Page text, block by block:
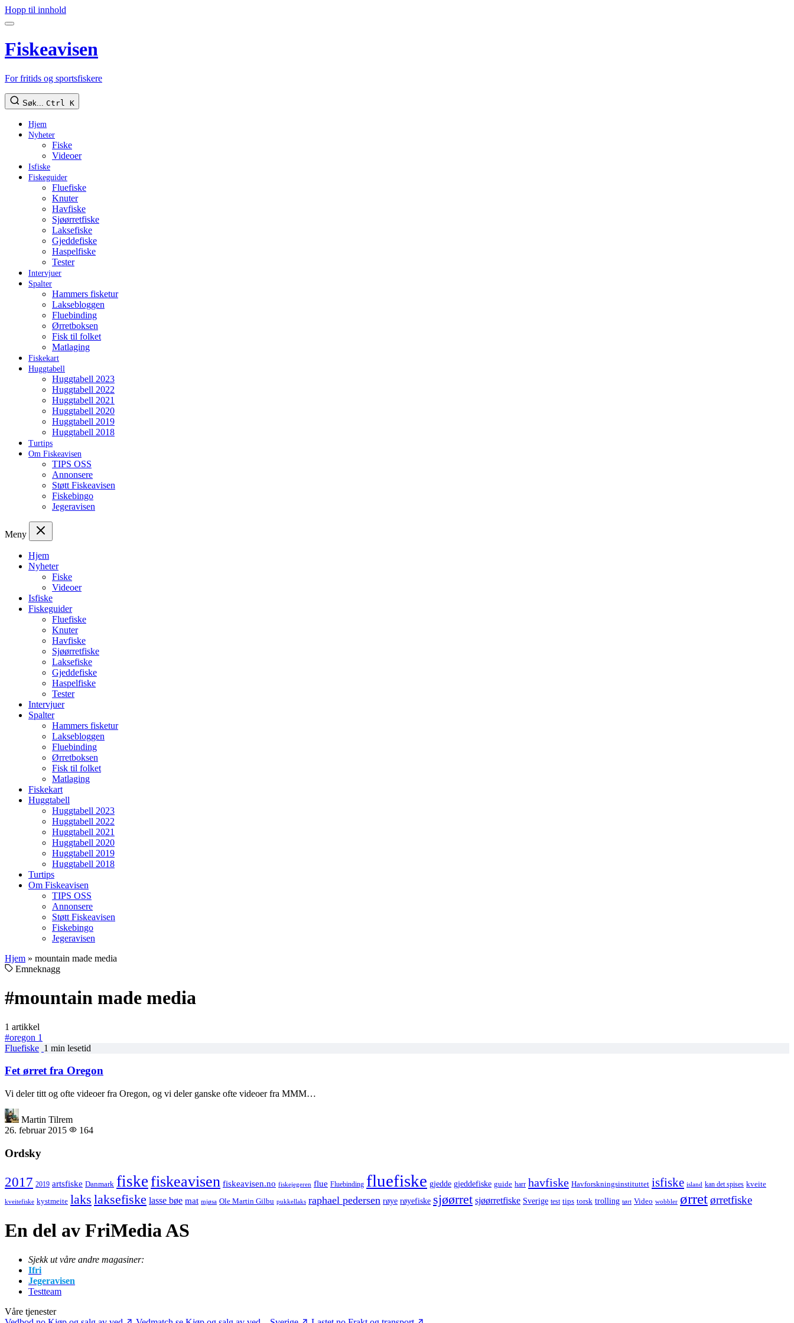
Hopp til innhold
Fiskeavisen
For fritids og sportsfiskere
Søk... Ctrl K
Hjem
Nyheter
Fiske
Videoer
Isfiske
Fiskeguider
Fluefiske
Knuter
Havfiske
Sjøørretfiske
Laksefiske
Gjeddefiske
Haspelfiske
Tester
Intervjuer
Spalter
Hammers fisketur
Laksebloggen
Fluebinding
Ørretboksen
Fisk til folket
Matlaging
Fiskekart
Huggtabell
Huggtabell 2023
Huggtabell 2022
Huggtabell 2021
Huggtabell 2020
Huggtabell 2019
Huggtabell 2018
Turtips
Om Fiskeavisen
TIPS OSS
Annonsere
Støtt Fiskeavisen
Fiskebingo
Jegeravisen
Meny
Hjem
Nyheter
Fiske
Videoer
Isfiske
Fiskeguider
Fluefiske
Knuter
Havfiske
Sjøørretfiske
Laksefiske
Gjeddefiske
Haspelfiske
Tester
Intervjuer
Spalter
Hammers fisketur
Laksebloggen
Fluebinding
Ørretboksen
Fisk til folket
Matlaging
Fiskekart
Huggtabell
Huggtabell 2023
Huggtabell 2022
Huggtabell 2021
Huggtabell 2020
Huggtabell 2019
Huggtabell 2018
Turtips
Om Fiskeavisen
TIPS OSS
Annonsere
Støtt Fiskeavisen
Fiskebingo
Jegeravisen
Hjem » mountain made media
Emneknagg
#mountain made media
1 artikkel
#oregon 1
Fluefiske 1 min lesetid
Fet ørret fra Oregon
Vi deler titt og ofte videoer fra Oregon, og vi deler ganske ofte videoer fra MMM…
Martin Tilrem
26. februar 2015
164
Ordsky
2017 2019 artsfiske Danmark fiskefiskeavisen fiskeavisen.no fiskejegeren flue Fluebinding fluefiske gjedde gjeddefiske guide harr havfiske Havforskningsinstituttet isfiske island kan det spises kveite
kveitefiske kystmeite laks laksefiske lasse bøe mat mjøsa Ole Martin Gilbu pukkellaks raphael pedersen røye røyefiske sjøørret sjøørretfiske Sverige test tips torsk trolling tørt Video wobbler ørretørretfiske
En del av FriMedia AS
Sjekk ut våre andre magasiner:
Ifri
Jegeravisen
Testteam
Våre tjenester